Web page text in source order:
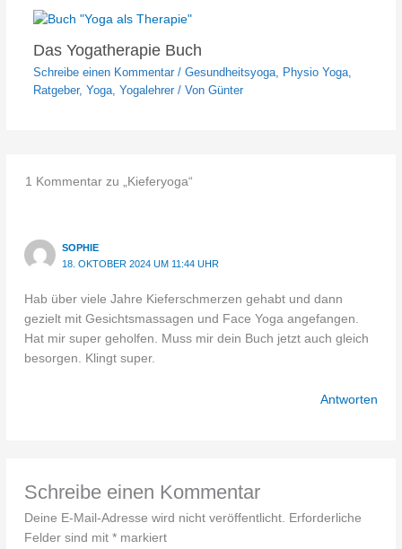
Das Yogatherapie Buch
Schreibe einen Kommentar / Gesundheitsyoga, Physio Yoga,
Ratgeber, Yoga, Yogalehrer/ Von Günter
1 Kommentar zu „Kieferyoga“
SOPHIE
18. OKTOBER 2024 UM 11:44 UHR
Hab über viele Jahre Kieferschmerzen gehabt und dann
gezielt mit Gesichtsmassagen und Face Yoga angefangen.
Hat mir super geholfen. Muss mir dein Buch jetzt auch gleich
besorgen. Klingt super.
Antworten
Schreibe einen Kommentar
Deine E-Mail-Adresse wird nicht veröffentlicht. Erforderliche
Felder sind mit* markiert